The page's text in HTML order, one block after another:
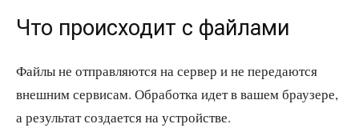
Что происходит с файлами
Файлы не отправляются на сервер и не передаются
внешним сервисам. Обработка идет в вашем браузере,
а результат создается на устройстве.